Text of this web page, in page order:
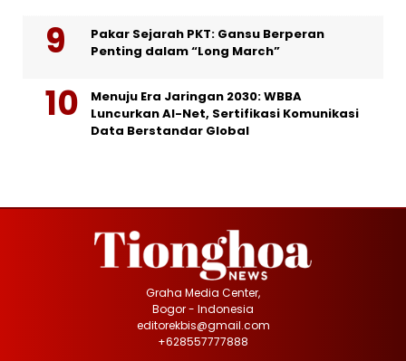
Pakar Sejarah PKT: Gansu Berperan
Penting dalam “Long March”
Menuju Era Jaringan 2030: WBBA
Luncurkan AI-Net, Sertifikasi Komunikasi
Data Berstandar Global
Graha Media Center,
Bogor - Indonesia
editorekbis@gmail.com
+628557777888